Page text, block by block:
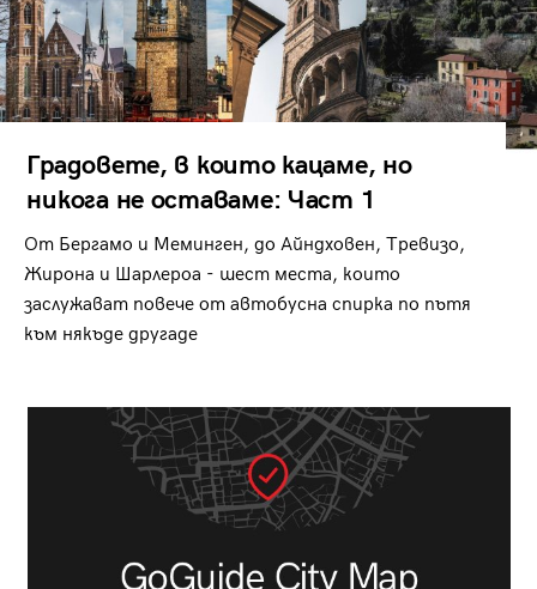
Градовете, в които кацаме, но
никога не оставаме: Част 1
От Бергамо и Меминген, до Айндховен, Тревизо,
Жирона и Шарлероа - шест места, които
заслужават повече от автобусна спирка по пътя
към някъде другаде